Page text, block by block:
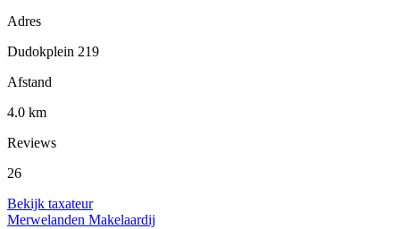
Adres
Dudokplein 219
Afstand
4.0 km
Reviews
26
Bekijk taxateur
Merwelanden Makelaardij